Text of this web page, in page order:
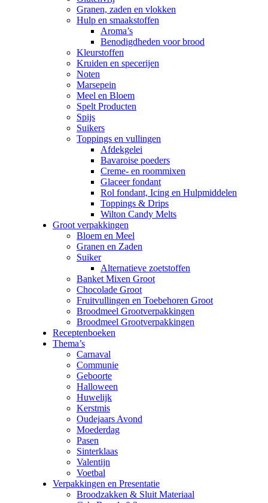
Granen, zaden en vlokken
Hulp en smaakstoffen
Aroma’s
Benodigdheden voor brood
Kleurstoffen
Kruiden en specerijen
Noten
Marsepein
Meel en Bloem
Spelt Producten
Spijs
Suikers
Toppings en vullingen
Afdekgelei
Bavaroise poeders
Creme- en roommixen
Glaceer fondant
Rol fondant, Icing en Hulpmiddelen
Toppings & Drips
Wilton Candy Melts
Groot verpakkingen
Bloem en Meel
Granen en Zaden
Suiker
Alternatieve zoetstoffen
Banket Mixen Groot
Chocolade Groot
Fruitvullingen en Toebehoren Groot
Broodmeel Grootverpakkingen
Broodmeel Grootverpakkingen
Receptenboeken
Thema’s
Carnaval
Communie
Geboorte
Halloween
Huwelijk
Kerstmis
Oudejaars Avond
Moederdag
Pasen
Sinterklaas
Valentijn
Voetbal
Verpakkingen en Presentatie
Broodzakken & Sluit Materiaal